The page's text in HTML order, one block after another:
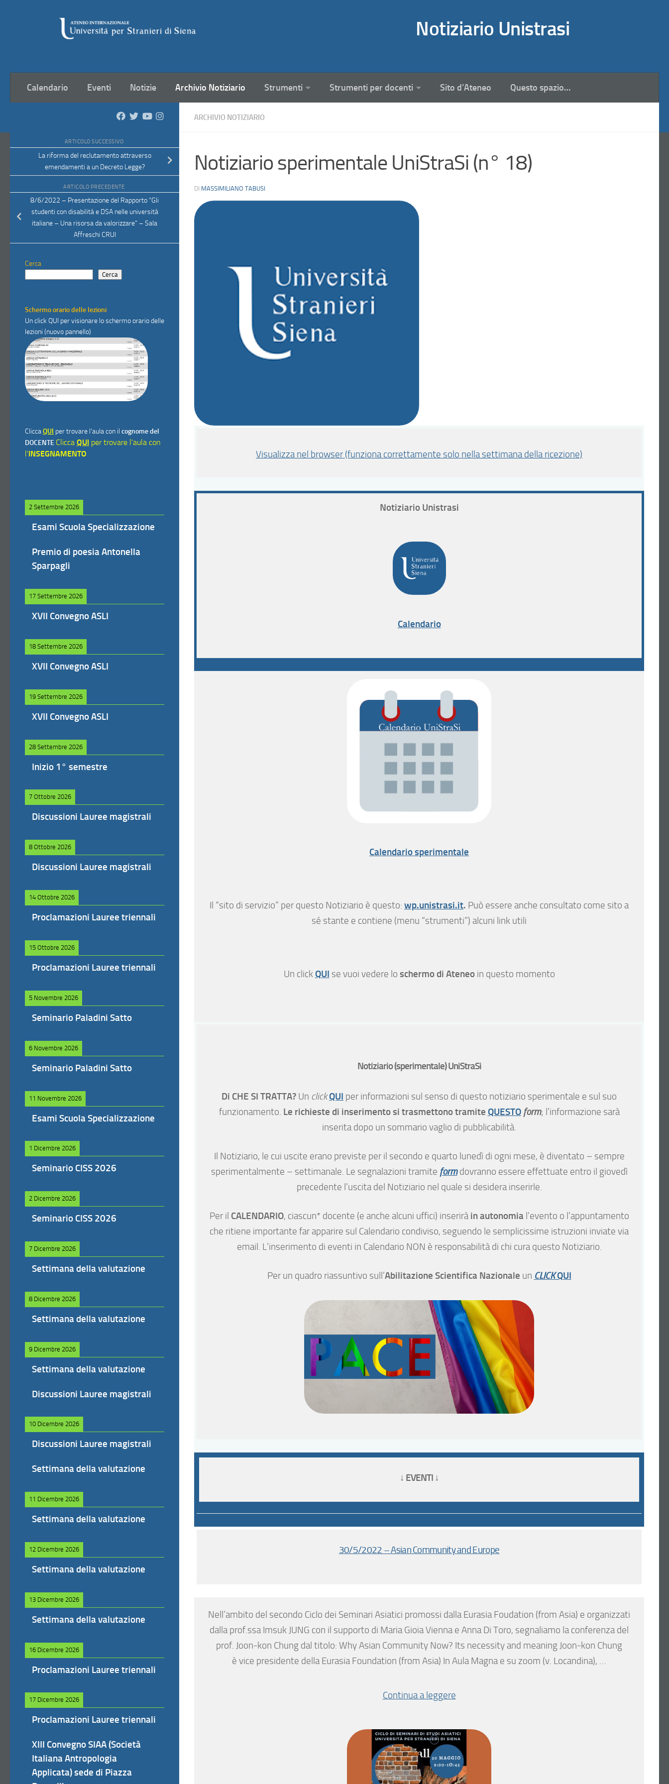
Notiziario Unistrasi
Calendario Eventi Notizie Archivio Notiziario Strumenti Strumenti per docenti Sito d’Ateneo Questo spazio…
ARCHIVIO NOTIZIARIO
Notiziario sperimentale UniStraSi (n° 18)
DI MASSIMILIANO TABUSI
Visualizza nel browser (funziona correttamente solo nella settimana della ricezione)
Notiziario Unistrasi
Calendario
Calendario sperimentale
Il “sito di servizio” per questo Notiziario è questo: wp.unistrasi.it. Può essere anche consultato come sito a
sé stante e contiene (menu “strumenti”) alcuni link utili
Un click QUI se vuoi vedere lo schermo di Ateneoin questo momento
Notiziario (sperimentale) UniStraSi
Di CHE SI TRATTA? Un clickQUI per informazioni sul senso di questo notiziario sperimentale e sul suo
funzionamento. Le richieste di inserimento si trasmettono tramite QUESTO form; l’informazione sarà
inserita dopo un sommario vaglio di pubblicabilità.
Il Notiziario, le cui uscite erano previste per il secondo e quarto lunedì di ogni mese, è diventato – sempre
sperimentalmente – settimanale. Le segnalazioni tramite form dovranno essere effettuate entro il giovedì
precedente l’uscita del Notiziario nel quale si desidera inserirle.
Per il CALENDARIO, ciascun* docente (e anche alcuni uffici) inserirà in autonomia l’evento o l’appuntamento
che ritiene importante far apparire sul Calendario condiviso, seguendo le semplicissime istruzioni inviate via
email. L’inserimento di eventi in Calendario NON è responsabilità di chi cura questo Notiziario.
Per un quadro riassuntivo sull’Abilitazione Scientifica Nazionale un CLICKQUI
↓ EVENTI ↓
30/5/2022 – Asian Community and Europe
Nell’ambito del secondo Ciclo dei Seminari Asiatici promossi dalla Eurasia Foudation (from Asia) e organizzati
dalla prof.ssa Imsuk JUNG con il supporto di Maria Gioia Vienna e Anna Di Toro, segnaliamo la conferenza del
prof. Joon-kon Chung dal titolo: Why Asian Community Now? Its necessity and meaning Joon-kon Chung
è vice presidente della Eurasia Foundation (from Asia) In Aula Magna e su zoom (v. Locandina), …
Continua a leggere
ARTICOLO SUCCESSIVO
La riforma del reclutamento attraverso
emendamenti a un Decreto Legge?
ARTICOLO PRECEDENTE
8/6/2022 – Presentazione del Rapporto “Gli
studenti con disabilità e DSA nelle università
italiane – Una risorsa da valorizzare” – Sala
Affreschi CRUI
Cerca
Cerca
Schermo orario delle lezioni
Un click QUI per visionare lo schermo orario delle
lezioni (nuovo pannello)
CliccaQUI per trovare l'aula con il cognome del
DOCENTE Clicca QUI per trovare l'aula con
l'INSEGNAMENTO
2 Settembre 2026
Esami Scuola Specializzazione
Premio di poesia Antonella
Sparpagli
17 Settembre 2026
XVII Convegno ASLI
18 Settembre 2026
XVII Convegno ASLI
19 Settembre 2026
XVII Convegno ASLI
28 Settembre 2026
Inizio 1° semestre
7 Ottobre 2026
Discussioni Lauree magistrali
8 Ottobre 2026
Discussioni Lauree magistrali
14 Ottobre 2026
Proclamazioni Lauree triennali
15 Ottobre 2026
Proclamazioni Lauree triennali
5 Novembre 2026
Seminario Paladini Satto
6 Novembre 2026
Seminario Paladini Satto
11 Novembre 2026
Esami Scuola Specializzazione
1 Dicembre 2026
Seminario CISS 2026
2 Dicembre 2026
Seminario CISS 2026
7 Dicembre 2026
Settimana della valutazione
8 Dicembre 2026
Settimana della valutazione
9 Dicembre 2026
Settimana della valutazione
Discussioni Lauree magistrali
10 Dicembre 2026
Discussioni Lauree magistrali
Settimana della valutazione
11 Dicembre 2026
Settimana della valutazione
12 Dicembre 2026
Settimana della valutazione
13 Dicembre 2026
Settimana della valutazione
16 Dicembre 2026
Proclamazioni Lauree triennali
17 Dicembre 2026
Proclamazioni Lauree triennali
XIII Convegno SIAA (Società
Italiana Antropologia
Applicata) sede di Piazza